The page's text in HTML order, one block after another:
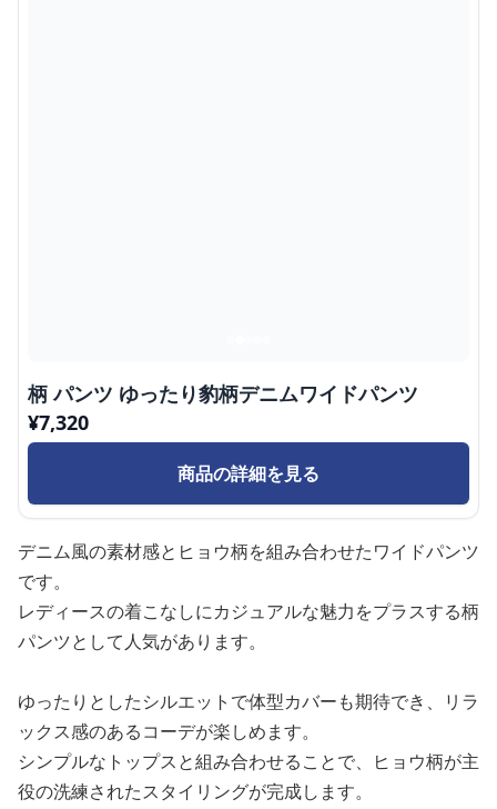
柄 パンツ ゆったり豹柄デニムワイドパンツ
¥7,320
商品の詳細を見る
デニム風の素材感とヒョウ柄を組み合わせたワイドパンツ
です。
レディースの着こなしにカジュアルな魅力をプラスする柄
パンツとして人気があります。
ゆったりとしたシルエットで体型カバーも期待でき、リラ
ックス感のあるコーデが楽しめます。
シンプルなトップスと組み合わせることで、ヒョウ柄が主
役の洗練されたスタイリングが完成します。